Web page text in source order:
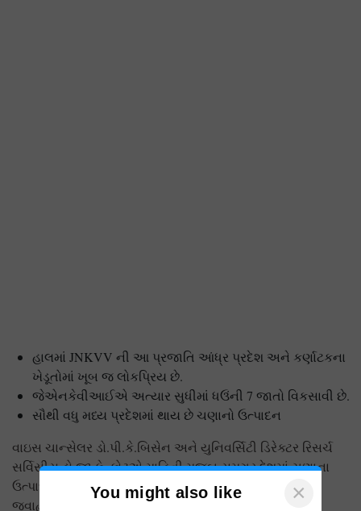
હાલમાં JNKVV ની આ પ્રજાતિ આંધ્ર પ્રદેશ અને કર્ણાટકના
ખેડૂતોમાં ખૂબ જ લોકપ્રિય છે.
જેએનકેવીઆઈએ અત્યાર સુધીમાં ધઉંની 7 જાતો વિકસાવી છે.
સૌથી વધુ મધ્ય પ્રદેશમાં થાય છે ચણાનો ઉત્પાદન
વાઇસ ચાન્સેલર ડો.પી.કે.બિસેન અને યુનિવર્સિટી ડિરેક્ટર રિસર્ચ
સર્વિસીસ ડો.જી.કે. કોટુએ માહિતી મુજબ સમગ્ર દેશમાં ચણાના
ઉત્પાદનમાં મધ્ય પ્રદેશ પ્રથમ અને કર્ણાટક બીજા ક્રમે છે.
જવાહરલાલ નહેરુ એગ્રીકલ્ચરલ યુનિવર્સિટીની શરૂઆતથી
You might also like ×